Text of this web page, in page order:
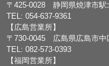
〒425-0028 静岡県焼津市駅
TEL: 054-637-9361
【広島営業所】
〒730-0045 広島県広島市中
TEL: 082-573-0393
【福岡営業所】